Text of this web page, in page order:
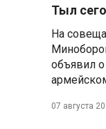
Тыл
На
объявил
07 августа